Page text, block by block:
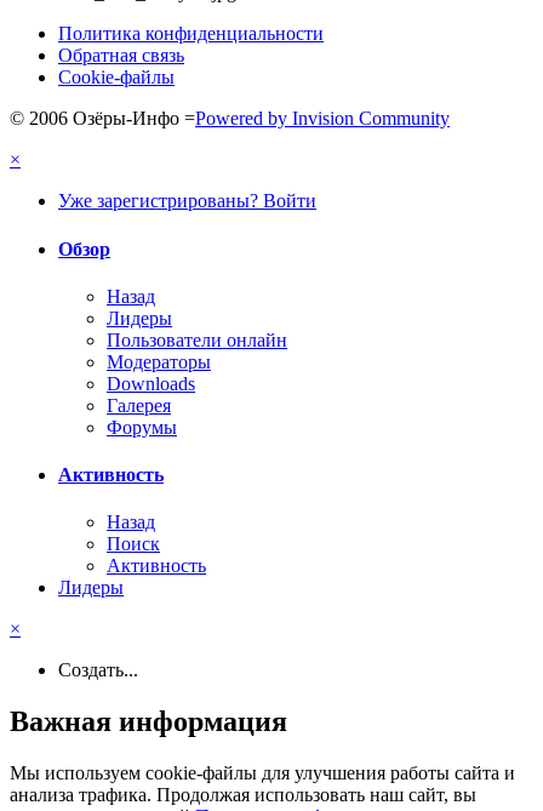
Политика конфиденциальности
Обратная связь
Cookie-файлы
© 2006 Озёры-Инфо =Powered by Invision Community
×
Уже зарегистрированы? Войти
Обзор
Назад
Лидеры
Пользователи онлайн
Модераторы
Downloads
Галерея
Форумы
Активность
Назад
Поиск
Активность
Лидеры
×
Создать...
Важная информация
Мы используем cookie-файлы для улучшения работы сайта и
анализа трафика. Продолжая использовать наш сайт, вы